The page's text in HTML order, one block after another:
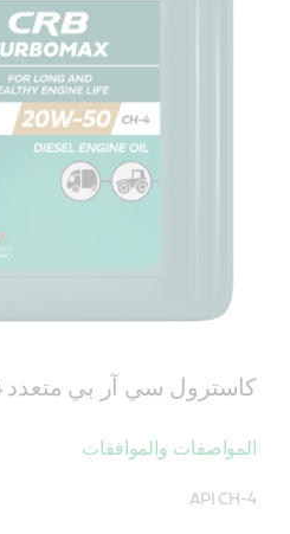
كاسترول سي آر بي متعدد 20W-50 CH-4
المواصفات والموافقات
API CH-4